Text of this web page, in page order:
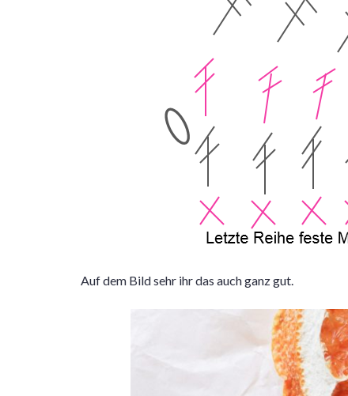
Auf dem Bild sehr ihr das auch ganz gut.